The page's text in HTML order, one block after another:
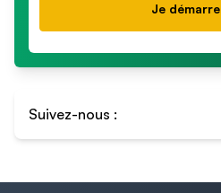
Je démarre
Suivez-nous :